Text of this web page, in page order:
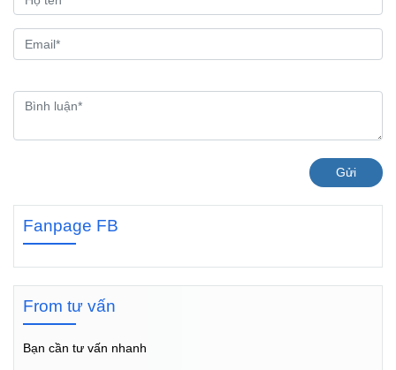
Gửi
Fanpage FB
From tư vấn
Bạn cần tư vấn nhanh